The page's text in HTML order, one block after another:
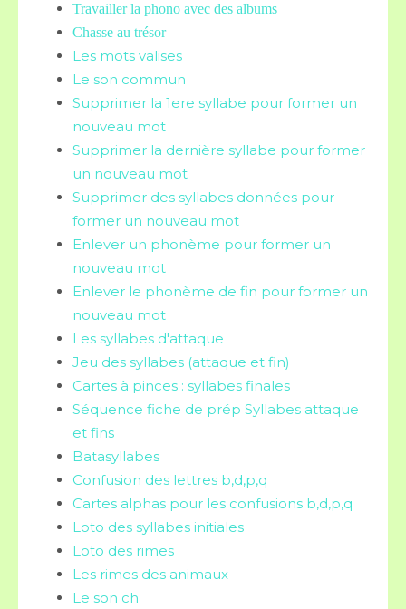
Travailler la phono avec des albums
Chasse au trésor
Les mots valises
Le son commun
Supprimer la 1ere syllabe pour former un
nouveau mot
Supprimer la dernière syllabe pour former
un nouveau mot
Supprimer des syllabes données pour
former un nouveau mot
Enlever un phonème pour former un
nouveau mot
Enlever le phonème de fin pour former un
nouveau mot
Les syllabes d'attaque
Jeu des syllabes (attaque et fin)
Cartes à pinces : syllabes finales
Séquence fiche de prép Syllabes attaque
et fins
Batasyllabes
Confusion des lettres b,d,p,q
Cartes alphas pour les confusions b,d,p,q
Loto des syllabes initiales
Loto des rimes
Les rimes des animaux
Le son ch